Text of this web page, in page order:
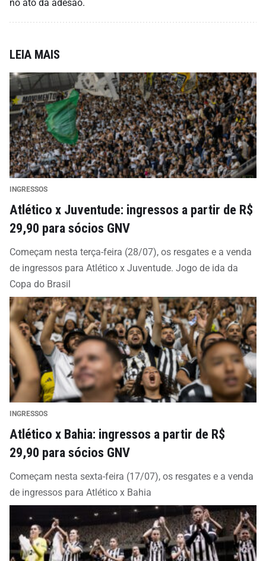
no ato da adesão.
LEIA MAIS
INGRESSOS
Atlético x Juventude: ingressos a partir de R$
29,90 para sócios GNV
Começam nesta terça-feira (28/07), os resgates e a venda
de ingressos para Atlético x Juventude. Jogo de ida da
Copa do Brasil
INGRESSOS
Atlético x Bahia: ingressos a partir de R$
29,90 para sócios GNV
Começam nesta sexta-feira (17/07), os resgates e a venda
de ingressos para Atlético x Bahia